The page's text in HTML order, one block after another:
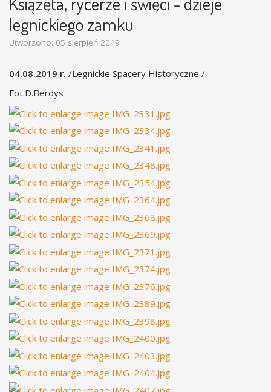
legnickiego zamku
Utworzono: 05 sierpień 2019
04.08.2019 r. /Legnickie Spacery Historyczne /
Fot.D.Berdys